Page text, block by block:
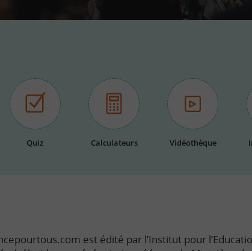
Quiz Calculateurs Vidéothèque
est édité par l’Institut pour